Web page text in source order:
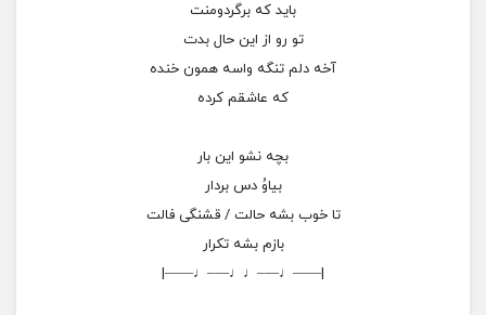
باید که برگردومنت
تو رو از این حال بدت
آخه دلم تنگه واسه همون خنده
که عاشقم کرده
بچه نشو این بار
بیاوُ دس بردار
تا خوب‌ بشه حالت / قشنگی فالت
بازم بشه تکرار
|——♩—–♩♩—–♩——|